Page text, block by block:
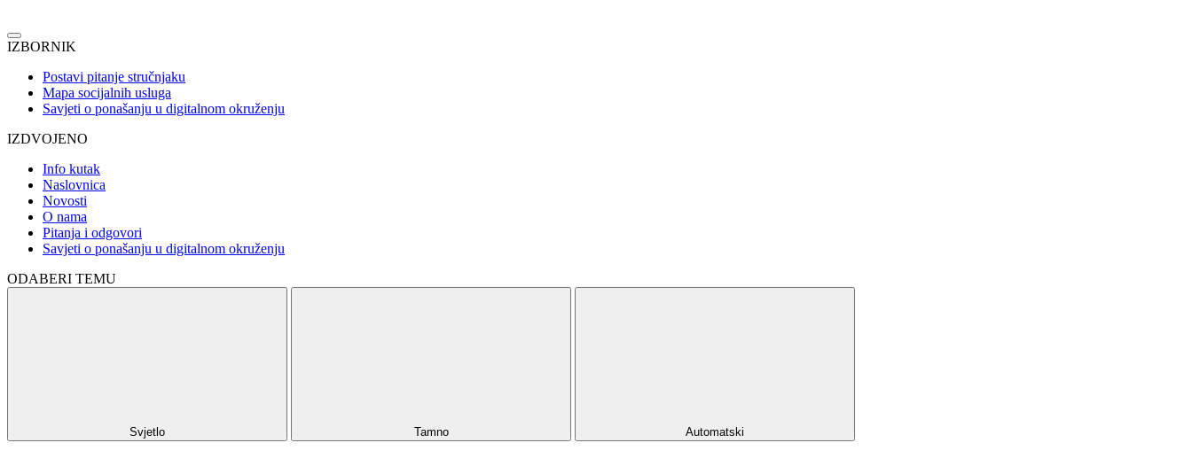
IZBORNIK
Postavi pitanje stručnjaku
Mapa socijalnih usluga
Savjeti o ponašanju u digitalnom okruženju
IZDVOJENO
Info kutak
Naslovnica
Novosti
O nama
Pitanja i odgovori
Savjeti o ponašanju u digitalnom okruženju
ODABERI TEMU
Svjetlo Tamno Automatski